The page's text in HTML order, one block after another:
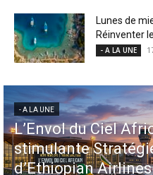
Lunes de
Réinventer
- A LA UNE
Africain : la
Multi-Hubs
Redessine